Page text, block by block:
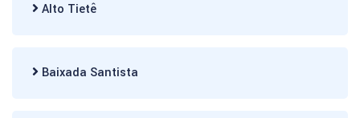
Alto Tietê
Baixada Santista